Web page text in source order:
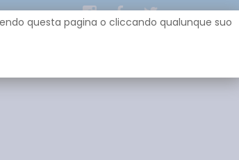
questa pagina o cliccando qualunque suo